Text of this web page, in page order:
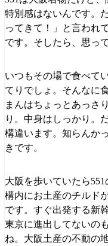
特別感はないんです。
ってきて！」と言われ
です。そしたら、思っ
いつもその場で食べて
てりでしょ。そんなに
まんはちょっとあっさ
り。中身はしっかり。
構違います。知らんか
きです。
大阪を歩いていたら
構内にお土産のチルド
です。すぐ出発する新
東京に進出してないの
ね。大阪土産の不動の